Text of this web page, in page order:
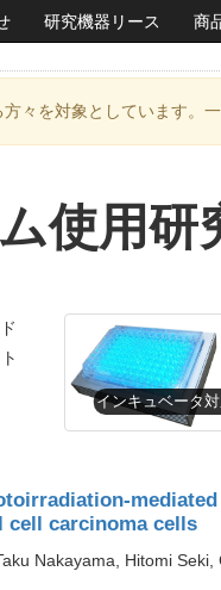
研究機器リース 商
々を対象としています。
使用研
cell carcinoma cells
Nakayama, Hitomi